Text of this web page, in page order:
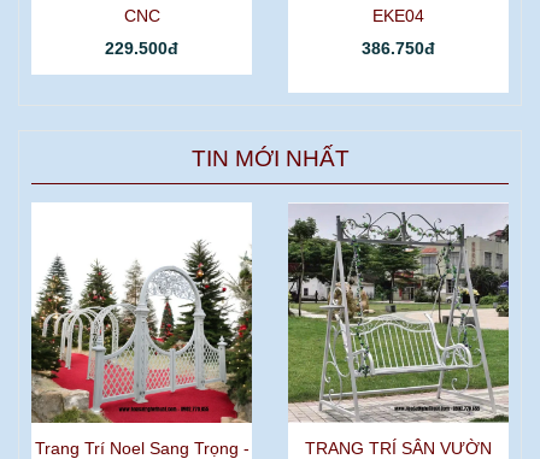
CNC
229.500đ
EKE04
386.750đ
TIN MỚI NHẤT
Trang Trí Noel Sang Trọng -
TRANG TRÍ SÂN VƯỜN